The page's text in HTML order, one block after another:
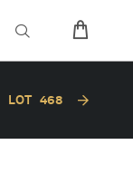
LOT 468